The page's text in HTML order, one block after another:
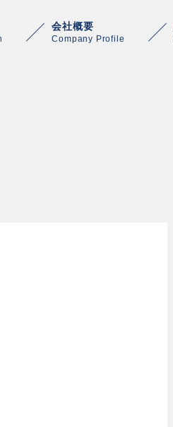
会社概要
Company Profile